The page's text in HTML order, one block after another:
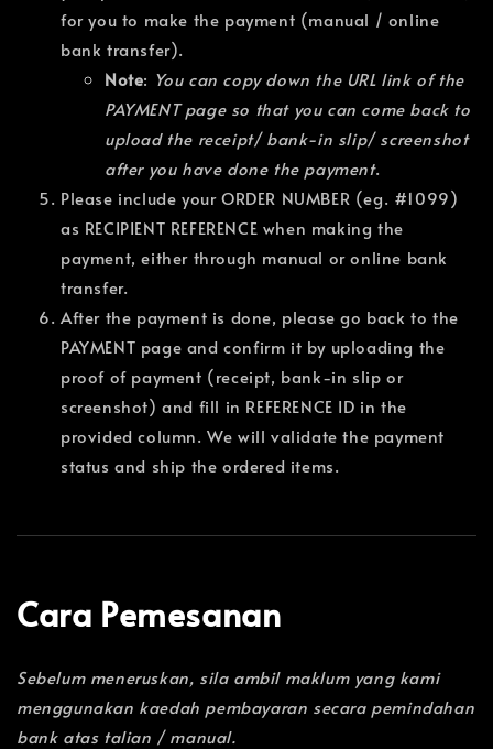
for you to make the payment (manual / online
bank transfer).
Note: You can copy down the URL link of the
PAYMENT page so that you can come back to
upload the receipt/ bank-in slip/ screenshot
after you have done the payment.
Please include your ORDER NUMBER (eg. #1099)
as RECIPIENT REFERENCE when making the
payment, either through manual or online bank
transfer.
After the payment is done, please go back to the
PAYMENT page and confirm it by uploading the
proof of payment (receipt, bank-in slip or
screenshot) and fill in REFERENCE ID in the
provided column. We will validate the payment
status and ship the ordered items.
Cara Pemesanan
Sebelum meneruskan, sila ambil maklum yang kami
menggunakan kaedah pembayaran secara pemindahan
bank atas talian / manual.